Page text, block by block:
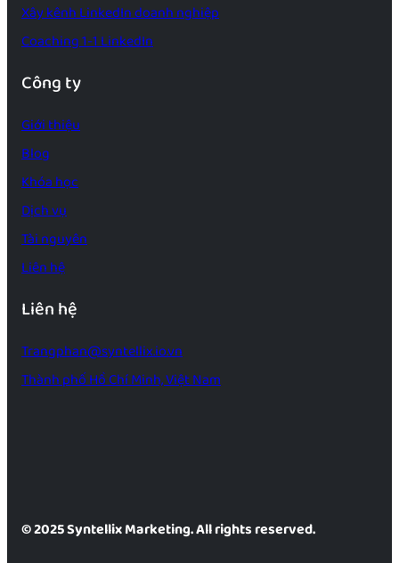
Xây kênh LinkedIn doanh nghiệp
Coaching 1-1 LinkedIn
Công ty
Giới thiệu
Blog
Khóa học
Dịch vụ
Tài nguyên
Liên hệ
Liên hệ
Trangphan@syntellix.io.vn
Thành phố Hồ Chí Minh, Việt Nam
© 2025 Syntellix Marketing. All rights reserved.